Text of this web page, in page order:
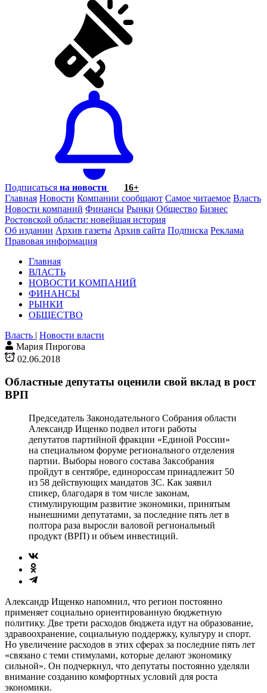
Подписаться на новости
16+
Главная Новости Компании сообщают Самое читаемое Власть
Новости компаний Финансы Рынки Общество Бизнес
Ростовской области: новейшая история
Об издании Архив газеты Архив сайта Подписка Реклама
Правовая информация
Главная
ВЛАСТЬ
НОВОСТИ КОМПАНИЙ
ФИНАНСЫ
РЫНКИ
ОБЩЕСТВО
Власть | Новости власти
Мария Пирогова
02.06.2018
Областные депутаты оценили свой вклад в рост
ВРП
Председатель Законодательного Собрания области
Александр Ищенко подвел итоги работы
депутатов партийной фракции «Единой России»
на специальном форуме регионального отделения
партии. Выборы нового состава Заксобрания
пройдут в сентябре, единороссам принадлежит 50
из 58 действующих мандатов ЗС. Как заявил
спикер, благодаря в том числе законам,
стимулирующим развитие экономики, принятым
нынешними депутатами, за последние пять лет в
полтора раза выросли валовой региональный
продукт (ВРП) и объем инвестиций.
Александр Ищенко напомнил, что регион постоянно
применяет социально ориентированную бюджетную
политику. Две трети расходов бюджета идут на образование,
здравоохранение, социальную поддержку, культуру и спорт.
Но увеличение расходов в этих сферах за последние пять лет
«связано с теми стимулами, которые делают экономику
сильной». Он подчеркнул, что депутаты постоянно уделяли
внимание созданию комфортных условий для роста
экономики.